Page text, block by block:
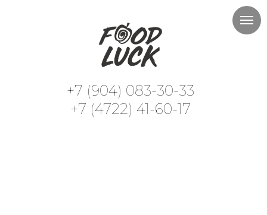
+7 (904) 083-30-33
+7 (4722) 41-60-17